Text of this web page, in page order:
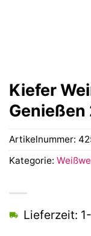
Kiefer
Genießen
Lieferzeit:
Artikelnummer:
Kategorie: